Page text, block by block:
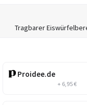
Tragbarer
Proidee.de
+ 6,95 €